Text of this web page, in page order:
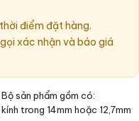
điểm đặt hàng.
xác nhận và báo giá
sản phẩm gồm có:
trong 14mm hoặc 12,7mm